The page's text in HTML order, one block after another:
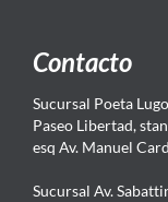
Contacto
Sucursal Poeta
Paseo Libertad,
esq Av. Manuel
Sucursal Av.